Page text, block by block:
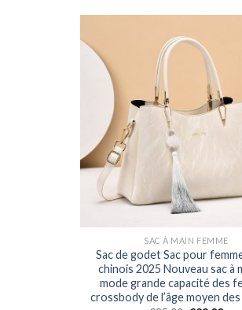
SAC À MAIN FEMME
Sac de godet Sac pour
chinois 2025 Nouveau sac à
mode grande capacité des
crossbody de l’âge moyen